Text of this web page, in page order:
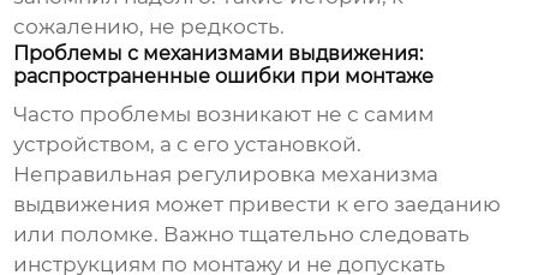
сожалению, не редкость.
Проблемы с механизмами выдвижения:
распространенные ошибки при монтаже
Часто проблемы возникают не с самим
устройством, а с его установкой.
Неправильная регулировка механизма
выдвижения может привести к его заеданию
или поломке. Важно тщательно следовать
инструкциям по монтажу и не допускать